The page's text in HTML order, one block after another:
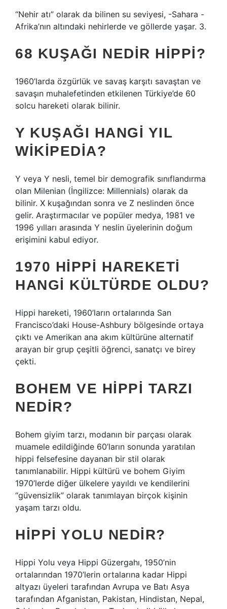
“Nehir atı” olarak da bilinen su seviyesi, -Sahara -
Afrika’nın altındaki nehirlerde ve göllerde yaşar. 3.
68 KUŞAĞI NEDIR HIPPI?
1960’larda özgürlük ve savaş karşıtı savaştan ve
savaşın muhalefetinden etkilenen Türkiye’de 60
solcu hareketi olarak bilinir.
Y KUŞAĞI HANGI YIL
WIKIPEDIA?
Y veya Y nesli, temel bir demografik sınıflandırma
olan Milenian (İngilizce: Millennials) olarak da
bilinir. X kuşağından sonra ve Z neslinden önce
gelir. Araştırmacılar ve popüler medya, 1981 ve
1996 yılları arasında Y neslin üyelerinin doğum
erişimini kabul ediyor.
1970 HIPPI HAREKETI
HANGI KÜLTÜRDE OLDU?
Hippi hareketi, 1960’ların ortalarında San
Francisco’daki House-Ashbury bölgesinde ortaya
çıktı ve Amerikan ana akım kültürüne alternatif
arayan bir grup çeşitli öğrenci, sanatçı ve birey
çekti.
BOHEM VE HIPPI TARZI
NEDIR?
Bohem giyim tarzı, modanın bir parçası olarak
muamele edildiğinde 60’ların sonunda yaratılan
hippi felsefesine dayanan bir stil olarak
tanımlanabilir. Hippi kültürü ve bohem Giyim
1970’lerde diğer ülkelere yayıldı ve kendilerini
“güvensizlik” olarak tanımlayan birçok kişinin
yaşam tarzı oldu.
HIPPI YOLU NEDIR?
Hippi Yolu veya Hippi Güzergahı, 1950’nin
ortalarından 1970’lerin ortalarına kadar Hippi
altyazı üyeleri tarafından Avrupa ve Batı Asya
tarafından Afganistan, Pakistan, Hindistan, Nepal,